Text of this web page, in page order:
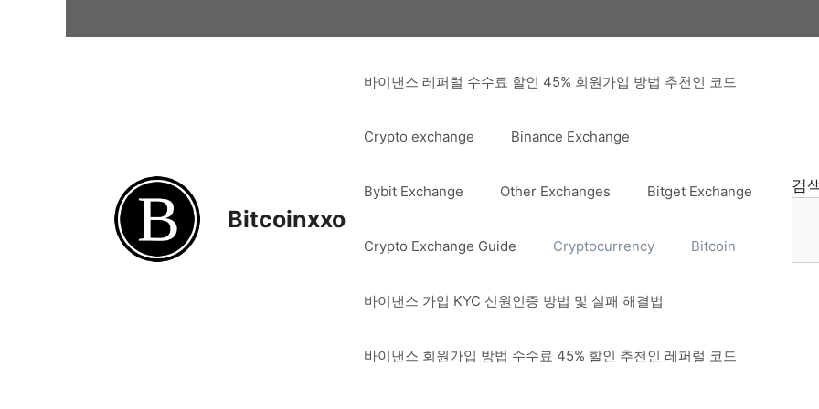
Bitcoinxxo
바이낸스 레퍼럴 수수료 할인 45% 회원가입 방법 추천인 코드
Crypto exchange Binance Exchange
Bybit Exchange Other Exchanges Bitget Exchange
Crypto Exchange Guide Cryptocurrency Bitcoin
바이낸스 가입 KYC 신원인증 방법 및 실패 해결법
바이낸스 회원가입 방법 수수료 45% 할인 추천인 레퍼럴 코드
검